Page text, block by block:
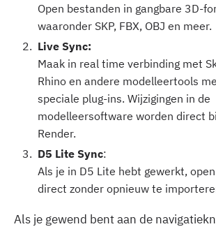
Open bestanden in gangbare 3D-
waaronder SKP, FBX, OBJ en meer.‍
Live Sync:
Maak in real time verbinding met
Rhino en andere modelleertools
speciale plug-ins. Wijzigingen in de
modelleersoftware worden direct
Render.‍
D5 Lite Sync:
Als je in D5 Lite hebt gewerkt,
direct zonder opnieuw te
Als je gewend bent aan de